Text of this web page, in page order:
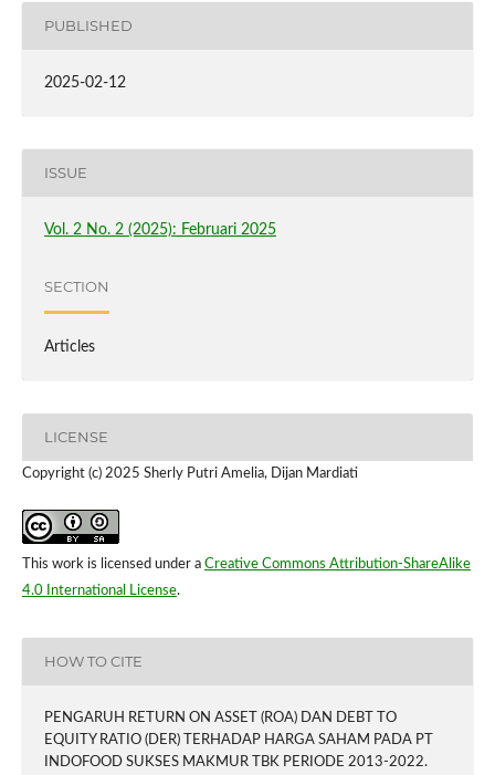
PUBLISHED
2025-02-12
ISSUE
Vol. 2 No. 2 (2025): Februari 2025
SECTION
Articles
LICENSE
Copyright (c) 2025 Sherly Putri Amelia, Dijan Mardiati
This work is licensed under a Creative Commons Attribution-ShareAlike
4.0 International License.
HOW TO CITE
PENGARUH RETURN ON ASSET (ROA) DAN DEBT TO
EQUITY RATIO (DER) TERHADAP HARGA SAHAM PADA PT
INDOFOOD SUKSES MAKMUR TBK PERIODE 2013-2022.